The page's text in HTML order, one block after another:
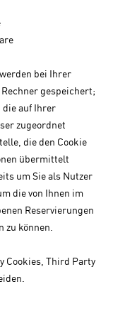
bei Ihrer
gespeichert;
die auf Ihrer
zugeordnet
die den Cookie
übermittelt
um Sie als Nutzer
die von Ihnen im
Reservierungen
zu können.
Cookies, Third Party